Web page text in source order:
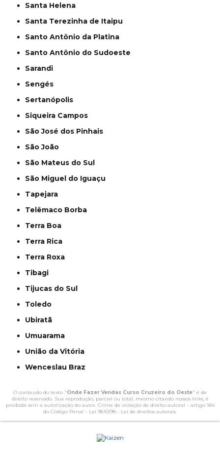
Santa Helena
Santa Terezinha de Itaipu
Santo Antônio da Platina
Santo Antônio do Sudoeste
Sarandi
Sengés
Sertanópolis
Siqueira Campos
São José dos Pinhais
São João
São Mateus do Sul
São Miguel do Iguaçu
Tapejara
Telêmaco Borba
Terra Boa
Terra Rica
Terra Roxa
Tibagi
Tijucas do Sul
Toledo
Ubiratã
Umuarama
União da Vitória
Wenceslau Braz
O conteúdo do texto "Onde Fazer Vendas Curso Cruzeiro do Oeste" é de
direito reservado. Sua reprodução, parcial ou total, mesmo citando nossos links, é
proibida sem a autorização do autor. Crime de violação de direito autoral – artigo 184
do Código Penal – Lei 9610/98 - Lei de direitos autorais